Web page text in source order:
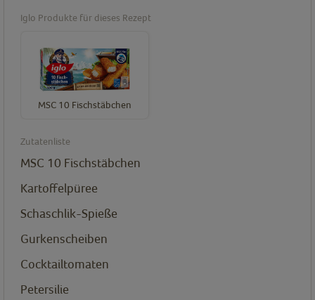
Iglo Produkte für dieses Rezept
MSC 10 Fischstäbchen
Zutatenliste
MSC 10 Fischstäbchen
Kartoffelpüree
Schaschlik-Spieße
Gurkenscheiben
Cocktailtomaten
Petersilie